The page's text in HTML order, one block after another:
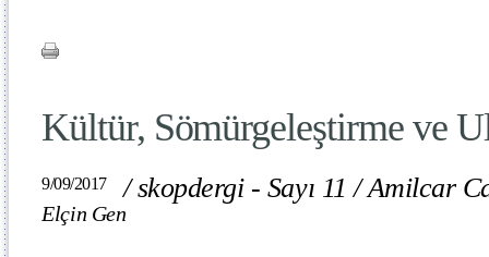
Kültür, Sömürgeleştirme ve
9/09/2017 /skopdergi - Sayı 11 /Amilcar
Elçin Gen